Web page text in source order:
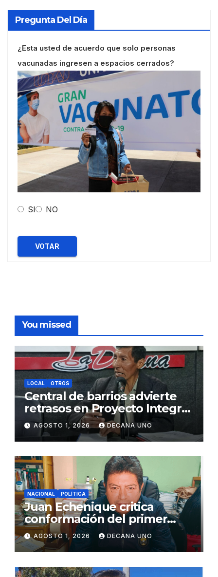
Pregunta Del Día
¿Esta usted de acuerdo que solo personas
vacunadas ingresen a espacios cerrados?
SI NO
VOTAR
You missed
LOCAL OTROS
Central de barrios advierte
retrasos en Proyecto Integral
de Agua y Alcantarillado para
Juliaca
AGOSTO 1, 2026 DECANA UNO
NACIONAL POLÍTICA
Juan Echenique critica
conformación del primer
gabinete ministerial de Keiko
Fujimori
AGOSTO 1, 2026 DECANA UNO